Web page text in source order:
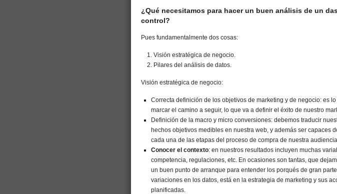
¿Qué necesitamos para hacer un buen análisis de un
control?
Pues fundamentalmente dos cosas:
Visión estratégica de negocio.
Pilares del análisis de datos.
Visión estratégica de negocio:
Correcta definición de los objetivos de marketing y de negocio: es
marcar el camino a seguir, lo que va a definir el éxito de nuestro
Definición de la macro y micro conversiones: debemos traducir
hechos objetivos medibles en nuestra web, y además ser capaces
cada una de las etapas del proceso de compra de nuestra
Conocer el contexto: en nuestros resultados incluyen muchas
competencia, regulaciones, etc. En ocasiones son tantas, que
un buen punto de arranque para entender los porqués de gran
variaciones en los datos, está en la estrategia de marketing y sus
planificadas.